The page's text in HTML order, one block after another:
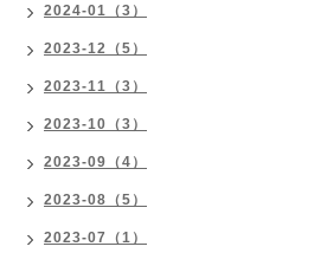
2024-01（3）
2023-12（5）
2023-11（3）
2023-10（3）
2023-09（4）
2023-08（5）
2023-07（1）